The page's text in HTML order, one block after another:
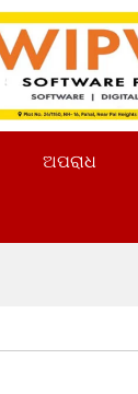
ଅପରାଧ